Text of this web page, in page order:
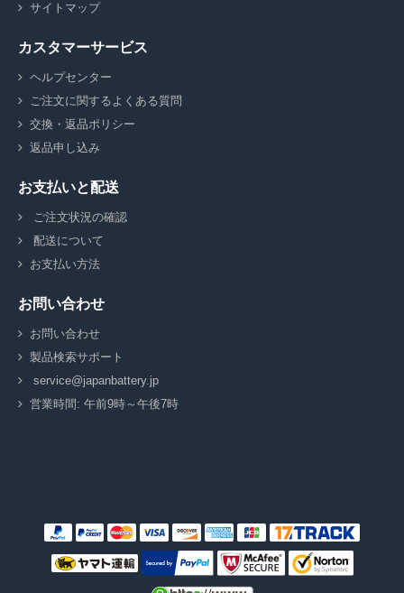
サイトマップ
カスタマーサービス
ヘルプセンター
ご注文に関するよくある質問
交換・返品ポリシー
返品申し込み
お支払いと配送
ご注文状況の確認
配送について
お支払い方法
お問い合わせ
お問い合わせ
製品検索サポート
service@japanbattery.jp
営業時間: 午前9時～午後7時